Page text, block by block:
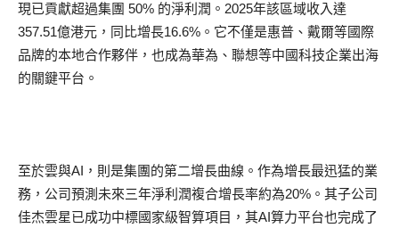
現已貢獻超過集團 50% 的淨利潤。2025年該區域收入達
357.51億港元，同比增長16.6%。它不僅是惠普、戴爾等國際
品牌的本地合作夥伴，也成為華為、聯想等中國科技企業出海
的關鍵平台。
至於雲與AI，則是集團的第二增長曲線。作為增長最迅猛的業
務，公司預測未來三年淨利潤複合增長率約為20%。其子公司
佳杰雲星已成功中標國家級智算項目，其AI算力平台也完成了